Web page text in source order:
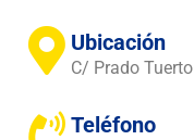
Ubicación
C/ Prado
Teléfono